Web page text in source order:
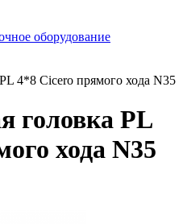
оборудование
4*8 Cicero прямого хода N35
головка PL
хода N35